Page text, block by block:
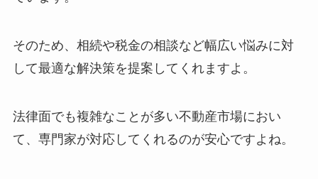
そのため、相続や税金の相談など幅広い悩みに対
して最適な解決策を提案してくれますよ。
法律面でも複雑なことが多い不動産市場におい
て、専門家が対応してくれるのが安心ですよね。